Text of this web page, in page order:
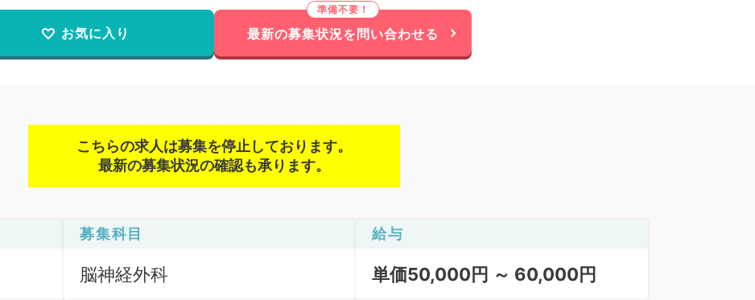
お気に入り 最新の募集状況を問い合わせる
こちらの求人は募集を停止しております。
最新の募集状況の確認も承ります。
募集科目
脳神経外科
給与
単価50,000円 ～ 60,000円